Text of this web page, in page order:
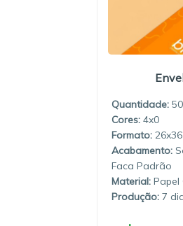
Quantidade:
4x0
26x36
Faca Padrão
Material: Papel
Produção: 7